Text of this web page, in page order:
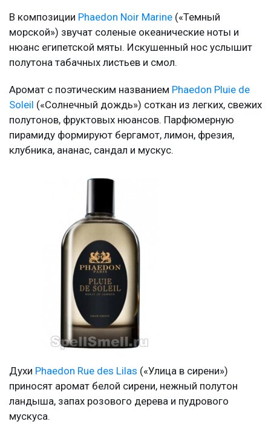
В композиции Phaedon Noir Marine («Темный
морской») звучат соленые океанические ноты и
нюанс египетской мяты. Искушенный нос услышит
полутона табачных листьев и смол.
Аромат с поэтическим названием Phaedon Pluie de
Soleil («Солнечный дождь») соткан из легких, свежих
полутонов, фруктовых нюансов. Парфюмерную
пирамиду формируют бергамот, лимон, фрезия,
клубника, ананас, сандал и мускус.
Духи Phaedon Rue des Lilas («Улица в сирени»)
приносят аромат белой сирени, нежный полутон
ландыша, запах розового дерева и пудрового
мускуса.